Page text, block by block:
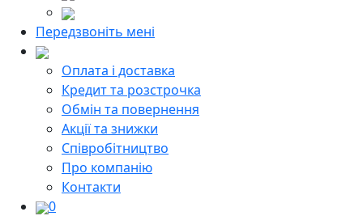
Передзвоніть мені
Оплата і доставка
Кредит та розстрочка
Обмін та повернення
Акції та знижки
Cпівробітництво
Про компанію
Контакти
0